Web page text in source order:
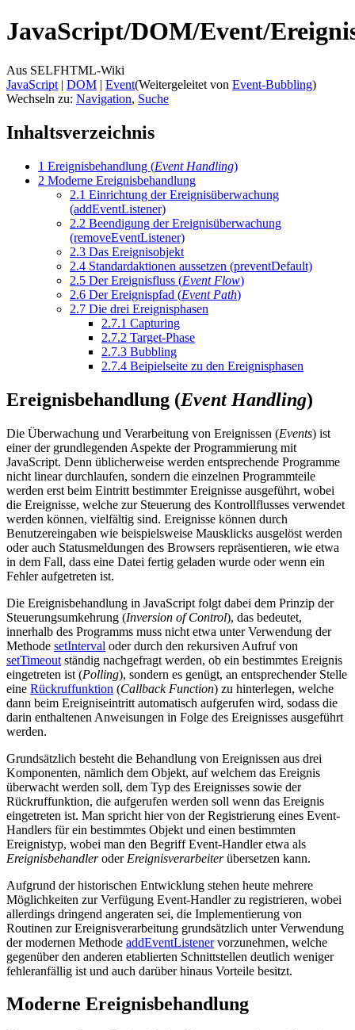
JavaScript/DOM/Event/
Aus SELFHTML-Wiki
JavaScript ‎ | DOM ‎ | Event(Weitergeleitet von Event-Bubbling)
Wechseln zu: Navigation, Suche
Inhaltsverzeichnis
1 Ereignisbehandlung (Event Handling)
2 Moderne Ereignisbehandlung
2.1 Einrichtung der Ereignisüberwachung
(addEventListener)
2.2 Beendigung der Ereignisüberwachung
(removeEventListener)
2.3 Das Ereignisobjekt
2.4 Standardaktionen aussetzen (preventDefault)
2.5 Der Ereignisfluss (Event Flow)
2.6 Der Ereignispfad (Event Path)
2.7 Die drei Ereignisphasen
2.7.1 Capturing
2.7.2 Target-Phase
2.7.3 Bubbling
2.7.4 Beipielseite zu den Ereignisphasen
Ereignisbehandlung (Event Handling)
Die Überwachung und Verarbeitung von Ereignissen (Events) ist
einer der grundlegenden Aspekte der Programmierung mit
JavaScript. Denn üblicherweise werden entsprechende Programme
nicht linear durchlaufen, sondern die einzelnen Programmteile
werden erst beim Eintritt bestimmter Ereignisse ausgeführt, wobei
die Ereignisse, welche zur Steuerung des Kontrollflusses verwendet
werden können, vielfältig sind. Ereignisse können durch
Benutzereingaben wie beispielsweise Mausklicks ausgelöst werden
oder auch Statusmeldungen des Browsers repräsentieren, wie etwa
in dem Fall, dass eine Datei fertig geladen wurde oder wenn ein
Fehler aufgetreten ist.
Die Ereignisbehandlung in JavaScript folgt dabei dem Prinzip der
Steuerungsumkehrung (Inversion of Control), das bedeutet,
innerhalb des Programms muss nicht etwa unter Verwendung der
Methode setInterval oder durch den rekursiven Aufruf von
setTimeout ständig nachgefragt werden, ob ein bestimmtes Ereignis
eingetreten ist (Polling), sondern es genügt, an entsprechender Stelle
eine Rückruffunktion (Callback Function) zu hinterlegen, welche
dann beim Ereigniseintritt automatisch aufgerufen wird, sodass die
darin enthaltenen Anweisungen in Folge des Ereignisses ausgeführt
werden.
Grundsätzlich besteht die Behandlung von Ereignissen aus drei
Komponenten, nämlich dem Objekt, auf welchem das Ereignis
überwacht werden soll, dem Typ des Ereignisses sowie der
Rückruffunktion, die aufgerufen werden soll wenn das Ereignis
eingetreten ist. Man spricht hier von der Registrierung eines Event-
Handlers für ein bestimmtes Objekt und einen bestimmten
Ereignistyp, wobei man den Begriff Event-Handler etwa als
Ereignisbehandleroder Ereignisverarbeiterübersetzen kann.
Aufgrund der historischen Entwicklung stehen heute mehrere
Möglichkeiten zur Verfügung Event-Handler zu registrieren, wobei
allerdings dringend angeraten sei, die Implementierung von
Routinen zur Ereignisverarbeitung grundsätzlich unter Verwendung
der modernen Methode addEventListenervorzunehmen, welche
gegenüber den anderen etablierten Schnittstellen deutlich weniger
fehleranfällig ist und auch darüber hinaus Vorteile besitzt.
Moderne Ereignisbehandlung